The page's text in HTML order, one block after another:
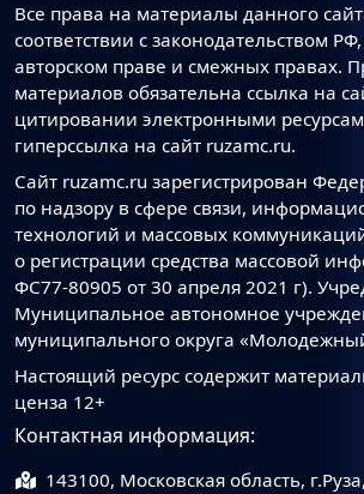
Все права на материалы данного
соответствии с законодательством
авторском праве и смежных правах.
материалов обязательна ссылка на
цитировании электронными
гиперссылка на сайт ruzamc.ru.
Сайт ruzamc.ru зарегистрирован
по надзору в сфере связи,
технологий и массовых
о регистрации средства массовой
ФС77-80905 от 30 апреля 2021 г).
Муниципальное автономное
муниципального округа
Настоящий ресурс содержит
ценза 12+
Контактная информация:
143100, Московская область,